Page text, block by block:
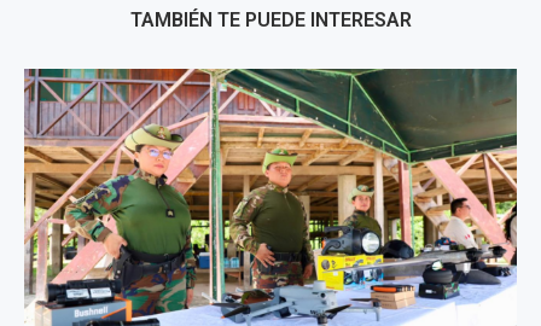
TAMBIÉN TE PUEDE INTERESAR